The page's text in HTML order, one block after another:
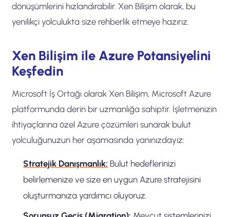
dönüşümlerini hızlandırabilir. Xen Bilişim olarak, bu
yenilikçi yolculukta size rehberlik etmeye hazırız.
Xen Bilişim ile Azure Potansiyelini
Keşfedin
Microsoft İş Ortağı olarak Xen Bilişim, Microsoft Azure
platformunda derin bir uzmanlığa sahiptir. İşletmenizin
ihtiyaçlarına özel Azure çözümleri sunarak bulut
yolculuğunuzun her aşamasında yanınızdayız:
Stratejik Danışmanlık: Bulut hedeflerinizi
belirlemenize ve size en uygun Azure stratejisini
oluşturmanıza yardımcı oluyoruz.